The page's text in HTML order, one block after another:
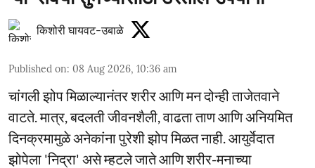
किशोरी घायवट-उबाळे
Published on: 08 Aug 2026, 10:36 am
चांगली झोप मिळाल्यानंतर शरीर आणि मन दोन्ही ताजेतवाने
वाटते. मात्र, बदलती जीवनशैली, वाढता ताण आणि अनियमित
दिनक्रमामुळे अनेकांना पुरेशी झोप मिळत नाही. आयुर्वेदात
झोपेला 'निद्रा' असे म्हटले जाते आणि शरीर-मनाच्या